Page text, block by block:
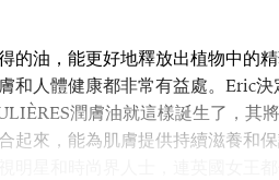
的油，能更好地釋放出植物中的
和人體健康都非常有益處。Eric
潤膚油就這樣誕生了，其
起來，能為肌膚提供持續滋養和